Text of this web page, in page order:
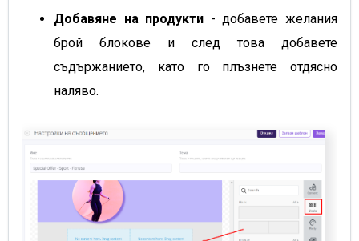
Добавяне на продукти - добавете желания
брой блокове и след това добавете
съдържанието, като го плъзнете отдясно
наляво.